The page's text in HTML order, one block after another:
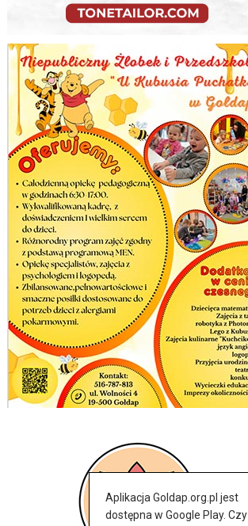
Aplikacja Goldap.org.pl jest
dostępna w Google Play. Czy